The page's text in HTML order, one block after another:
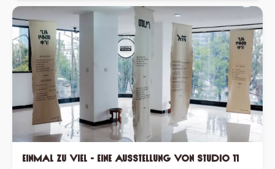
Einmal zu viel - Eine Ausstellung von Studio 11